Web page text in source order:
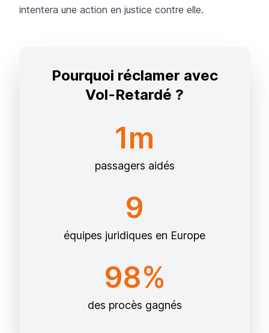
intentera une action en justice contre elle.
Pourquoi réclamer avec
Vol-Retardé ?
1m
passagers aidés
9
équipes juridiques en Europe
98%
des procès gagnés